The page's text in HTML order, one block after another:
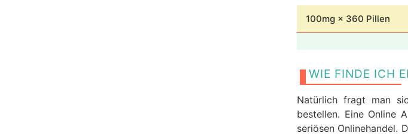
100mg × 360 Pillen
WIE FINDE ICH
Natürlich fragt man
bestellen. Eine Online
seriösen Onlinehandel.